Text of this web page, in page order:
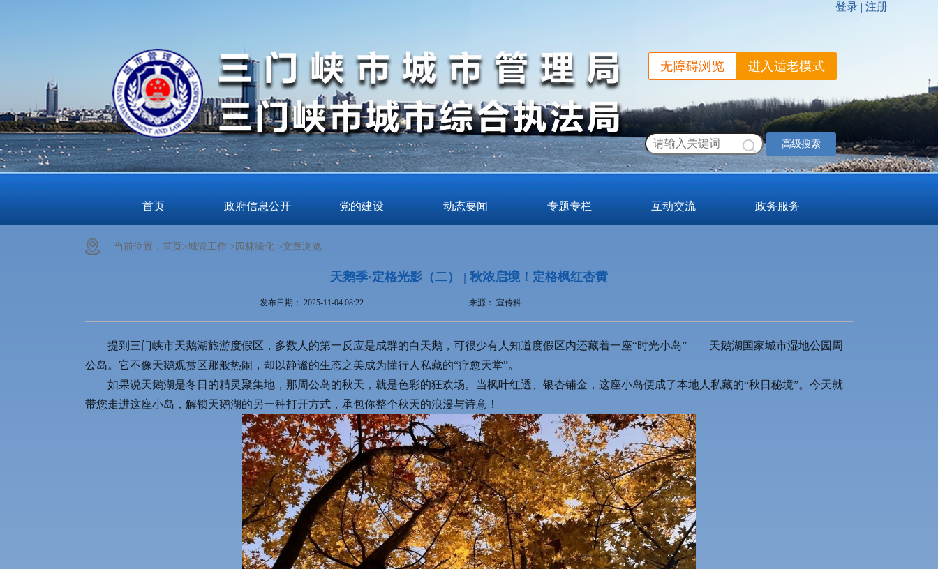
无障碍浏览 进入适老模式
高级搜索
首页 政府信息公开 党的建设 动态要闻 专题专栏 互动交流 政务服务
当前位置： 首页>城管工作 > 园林绿化 >文章浏览
天鹅季·定格光影（二） | 秋浓启境！定格枫红杏黄
发布日期： 2025-11-04 08:22 来源： 宣传科
提到三门峡市天鹅湖旅游度假区，多数人的第一反应是成群的白天鹅，可很少有人知道度假区内还藏着一座“时光小岛”——天鹅湖国家城市湿地公园周
公岛。它不像天鹅观赏区那般热闹，却以静谧的生态之美成为懂行人私藏的“疗愈天堂”。
如果说天鹅湖是冬日的精灵聚集地，那周公岛的秋天，就是色彩的狂欢场。当枫叶红透、银杏铺金，这座小岛便成了本地人私藏的“秋日秘境”。今天就
带您走进这座小岛，解锁天鹅湖的另一种打开方式，承包你整个秋天的浪漫与诗意！